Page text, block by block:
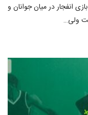
انفجار در میان جوانان و
ولی…